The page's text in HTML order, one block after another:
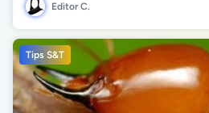
Editor C.
Tips S&T